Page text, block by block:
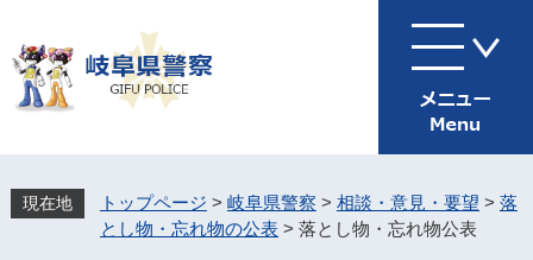
ジ
先
す
ュ
を
し
トップページ > 岐阜県警察 > 相談・意見・要望 > 落
とし物・忘れ物の公表> 落とし物・忘れ物公表